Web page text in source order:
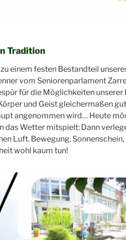
Tradition
einem festen Bestandteil
vom Seniorenparlament
für die Möglichkeiten
und Geist gleichermaßen
angenommen wird… Heute
das Wetter mitspielt: Dann
Luft. Bewegung,
wohl kaum tun!